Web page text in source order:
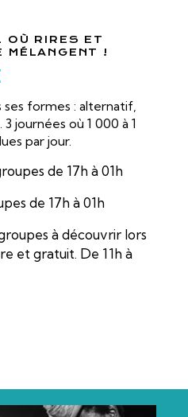
OÙ RIRES ET
MÉLANGENT !
formes : alternatif,
journées où 1 000 à 1
par jour.
de 17h à 01h
de 17h à 01h
à découvrir lors
et gratuit. De 11h à